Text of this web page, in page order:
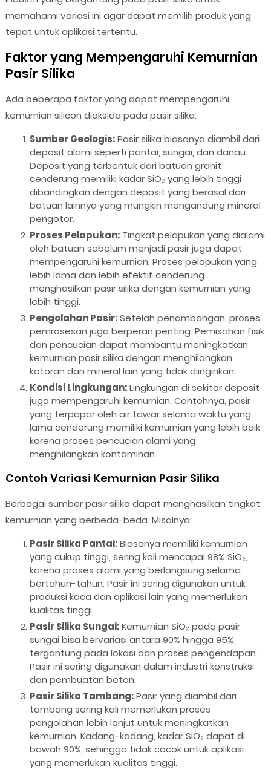
memahami variasi ini agar dapat memilih produk yang
tepat untuk aplikasi tertentu.
Faktor yang Mempengaruhi Kemurnian
Pasir Silika
Ada beberapa faktor yang dapat mempengaruhi
kemurnian silicon dioksida pada pasir silika:
Sumber Geologis:Pasir silika biasanya diambil dari
deposit alami seperti pantai, sungai, dan danau.
Deposit yang terbentuk dari batuan granit
cenderung memiliki kadar SiO₂ yang lebih tinggi
dibandingkan dengan deposit yang berasal dari
batuan lainnya yang mungkin mengandung mineral
pengotor.
Proses Pelapukan:Tingkat pelapukan yang dialami
oleh batuan sebelum menjadi pasir juga dapat
mempengaruhi kemurnian. Proses pelapukan yang
lebih lama dan lebih efektif cenderung
menghasilkan pasir silika dengan kemurnian yang
lebih tinggi.
Pengolahan Pasir:Setelah penambangan, proses
pemrosesan juga berperan penting. Pemisahan fisik
dan pencucian dapat membantu meningkatkan
kemurnian pasir silika dengan menghilangkan
kotoran dan mineral lain yang tidak diinginkan.
Kondisi Lingkungan:Lingkungan di sekitar deposit
juga mempengaruhi kemurnian. Contohnya, pasir
yang terpapar oleh air tawar selama waktu yang
lama cenderung memiliki kemurnian yang lebih baik
karena proses pencucian alami yang
menghilangkan kontaminan.
Contoh Variasi Kemurnian Pasir Silika
Berbagai sumber pasir silika dapat menghasilkan tingkat
kemurnian yang berbeda-beda. Misalnya:
Pasir Silika Pantai:Biasanya memiliki kemurnian
yang cukup tinggi, sering kali mencapai 98% SiO₂,
karena proses alami yang berlangsung selama
bertahun-tahun. Pasir ini sering digunakan untuk
produksi kaca dan aplikasi lain yang memerlukan
kualitas tinggi.
Pasir Silika Sungai:Kemurnian SiO₂ pada pasir
sungai bisa bervariasi antara 90% hingga 95%,
tergantung pada lokasi dan proses pengendapan.
Pasir ini sering digunakan dalam industri konstruksi
dan pembuatan beton.
Pasir Silika Tambang:Pasir yang diambil dari
tambang sering kali memerlukan proses
pengolahan lebih lanjut untuk meningkatkan
kemurnian. Kadang-kadang, kadar SiO₂ dapat di
bawah 90%, sehingga tidak cocok untuk aplikasi
yang memerlukan kualitas tinggi.